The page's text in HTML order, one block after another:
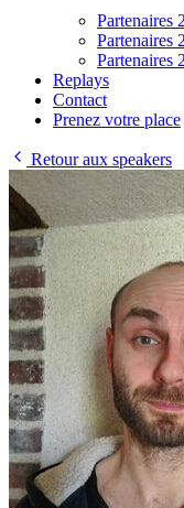
Partenaires
Partenaires
Partenaires
Replays
Contact
Prenez votre place
Retour aux speakers